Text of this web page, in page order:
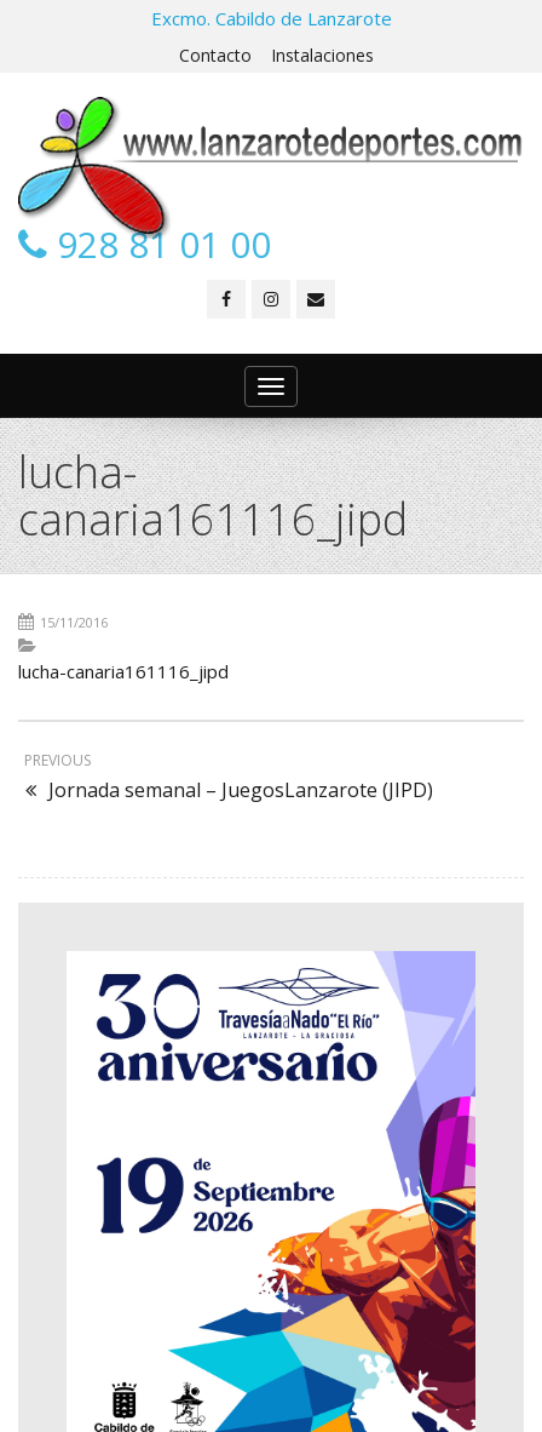
Excmo. Cabildo de Lanzarote
Contacto Instalaciones
928 81 01 00
Toggle
navigation
lucha-
canaria161116_jipd
15/11/2016
lucha-canaria161116_jipd
PREVIOUS
Jornada semanal – JuegosLanzarote (JIPD)